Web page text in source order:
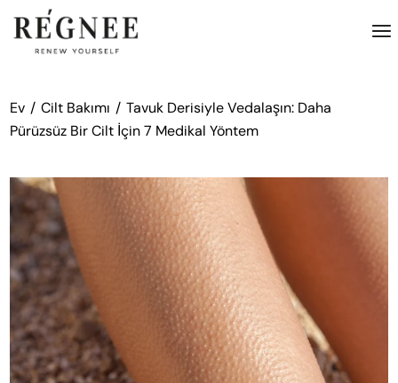
atla
Ev Cilt Bakımı
Tavuk Derisiyle Vedalaşın: Daha
Pürüzsüz Bir Cilt İçin 7 Medikal Yöntem